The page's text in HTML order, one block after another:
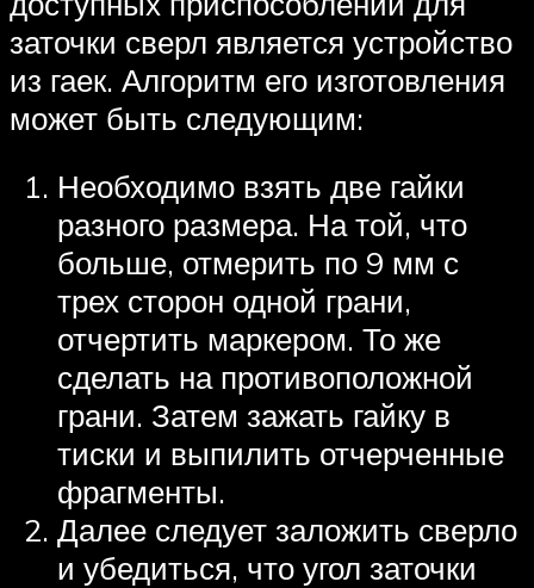
заточки сверл является устройство
из гаек. Алгоритм его изготовления
может быть следующим:
Необходимо взять две гайки
разного размера. На той, что
больше, отмерить по 9 мм с
трех сторон одной грани,
отчертить маркером. То же
сделать на противоположной
грани. Затем зажать гайку в
тиски и выпилить отчерченные
фрагменты.
Далее следует заложить сверло
и убедиться, что угол заточки